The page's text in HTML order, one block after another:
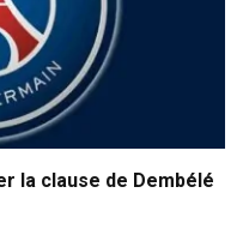
la clause de Dembélé